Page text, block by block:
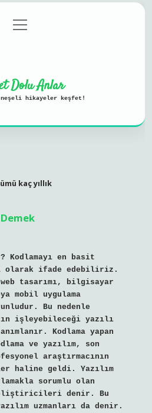
Gizlilik Politikası
menüyü
aç
Dolu Anlar
hikayeler keşfet!
kaç yıllık
Kodlamayı en basit
olarak ifade edebiliriz.
web tasarımı, bilgisayar
mobil uygulama
Bu nedenle
işleyebileceği yazılı
Kodlama yapan
ve yazılım, son
araştırmacının
haline geldi. Yazılım
sorumlu olan
denir. Bu
uzmanları da denir.